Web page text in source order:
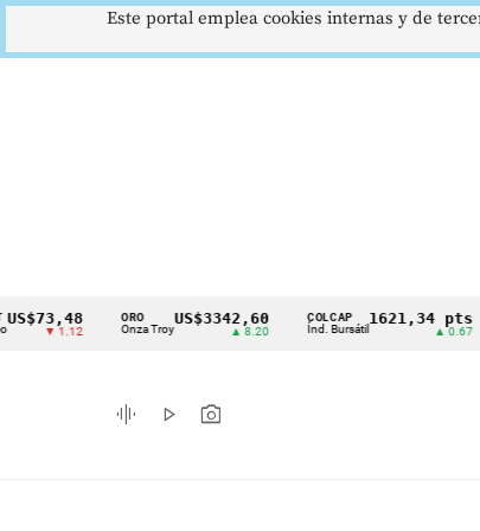
Cintillo
indicadores
económicos
1.12
ORO
Onza Troy
US$3342,60 COLCAP
Índ. Bursátil
1621,34 pts
graphic_eq play_arrow photo_camera
Este portal emplea cookies internas y de